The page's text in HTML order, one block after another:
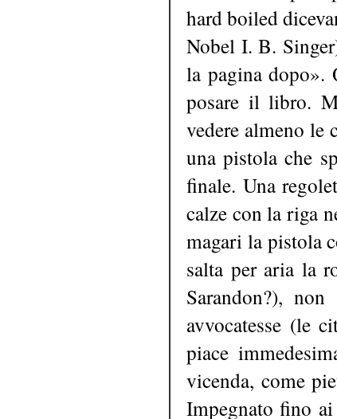
hard boiled
Nobel I. B.
la pagina dopo».
posare il libro.
vedere almeno le
una pistola che
finale. Una
calze con la riga
magari la pistola
salta per aria la
Sarandon?),
avvocatesse (le
piace
vicenda, come
Impegnato fino